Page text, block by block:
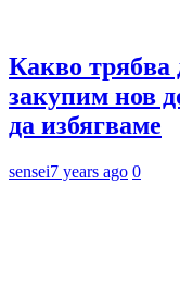
Какво трябва
закупим нов
да избягваме
sensei7 years ago 0